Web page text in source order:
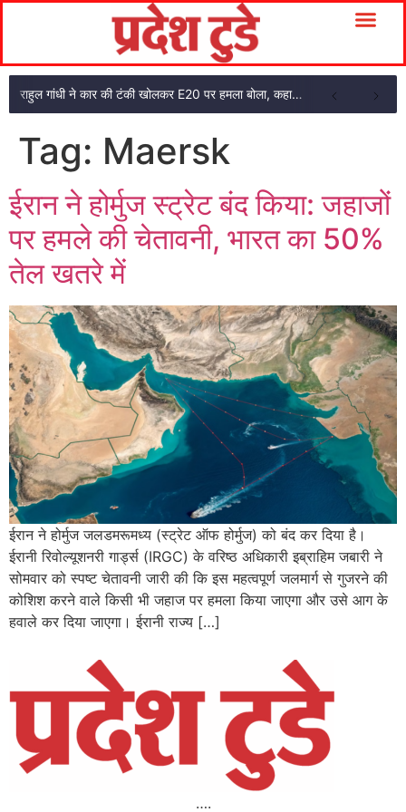
राहुल गांधी ने कार की टंकी खोलकर E20 पर हमला बोला, कहा- पूरी दाल ही काली है
Tag: Maersk
ईरान ने होर्मुज स्ट्रेट बंद किया: जहाजों
पर हमले की चेतावनी, भारत का 50%
तेल खतरे में
ईरान ने होर्मुज जलडमरूमध्य (स्ट्रेट ऑफ होर्मुज) को बंद कर दिया है।
ईरानी रिवोल्यूशनरी गार्ड्स (IRGC) के वरिष्ठ अधिकारी इब्राहिम जबारी ने
सोमवार को स्पष्ट चेतावनी जारी की कि इस महत्वपूर्ण जलमार्ग से गुजरने की
कोशिश करने वाले किसी भी जहाज पर हमला किया जाएगा और उसे आग के
हवाले कर दिया जाएगा। ईरानी राज्य […]
….